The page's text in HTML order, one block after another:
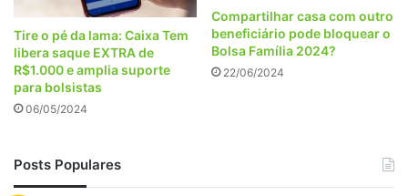
Tire o pé da lama: Caixa Tem
libera saque EXTRA de
R$1.000 e amplia suporte
para bolsistas
06/05/2024
Compartilhar casa com outro
beneficiário pode bloquear o
Bolsa Família 2024?
22/06/2024
Posts Populares